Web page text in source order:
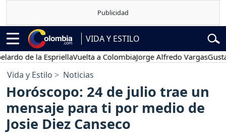
VIDA Y ESTILO
de la EspriellaVuelta a ColombiaJorge Alfredo VargasGustavo
Vida y Estilo Noticias
Horóscopo: 24 de julio trae un
mensaje para ti por medio de
Josie Diez Canseco